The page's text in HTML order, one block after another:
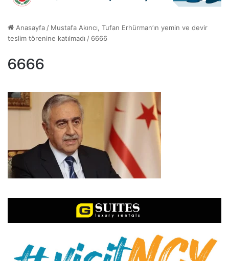
Anasayfa / Mustafa Akıncı, Tufan Erhürman’ın yemin ve devir
teslim törenine katılmadı / 6666
6666